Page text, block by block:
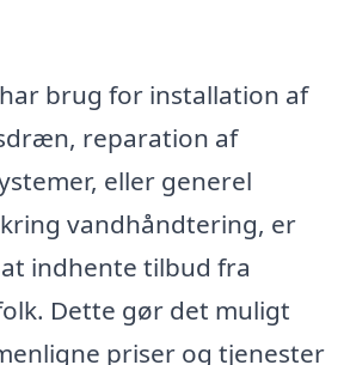
brug for installation af
reparation af
eller generel
vandhåndtering, er
indhente tilbud fra
Dette gør det muligt
priser og tjenester